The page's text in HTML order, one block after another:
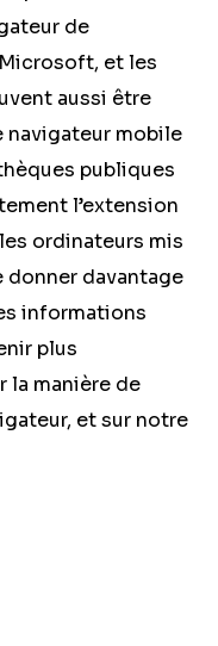
de
et les
aussi être
mobile
publiques
l’extension
ordinateurs mis
davantage
informations
plus
la manière de
et sur notre